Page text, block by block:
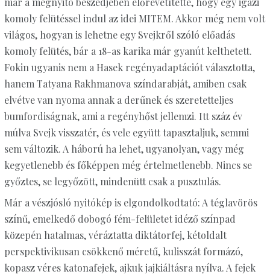
komoly felütéssel indul az idei MITEM. Akkor még nem volt
világos, hogyan is lehetne egy Svejkről szóló előadás
komoly felütés, bár a 18-as karika már gyanút kelthetett.
Fokin ugyanis nem a Hasek regényadaptációt választotta,
hanem Tatyana Rakhmanova színdarabját, amiben csak
elvétve van nyoma annak a derűnek és szeretetteljes
bumfordiságnak, ami a regényhőst jellemzi. Itt száz év
múlva Svejk visszatér, és vele együtt tapasztaljuk, semmi
sem változik. A háború ha lehet, ugyanolyan, vagy még
kegyetlenebb és főképpen még értelmetlenebb. Nincs se
győztes, se legyőzött, mindenütt csak a pusztulás.
Már a vészjósló nyitókép is elgondolkodtató: A téglavörös
színű, emelkedő dobogó fém-felületet idéző színpad
közepén hatalmas, véráztatta diktátorfej, kétoldalt
perspektivikusan csökkenő méretű, kulisszát formázó,
kopasz véres katonafejek, ajkuk jajkiáltásra nyílva. A fejek